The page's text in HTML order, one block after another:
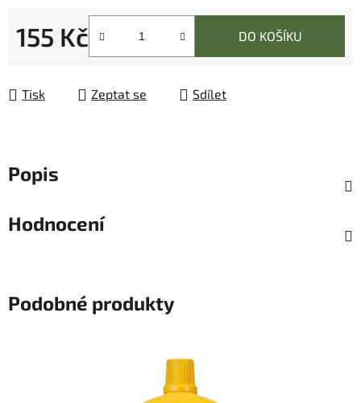
155 Kč DO KOŠÍKU
Tisk Zeptat se Sdílet
Popis
Hodnocení
Podobné produkty